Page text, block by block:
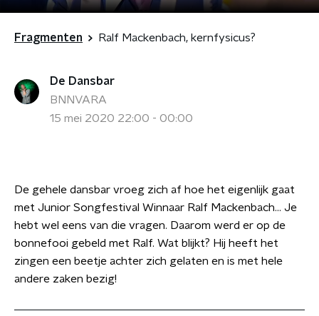
Fragmenten Ralf Mackenbach, kernfysicus?
De Dansbar
BNNVARA
15 mei 2020 22:00 - 00:00
De gehele dansbar vroeg zich af hoe het eigenlijk gaat
met Junior Songfestival Winnaar Ralf Mackenbach... Je
hebt wel eens van die vragen. Daarom werd er op de
bonnefooi gebeld met Ralf. Wat blijkt? Hij heeft het
zingen een beetje achter zich gelaten en is met hele
andere zaken bezig!